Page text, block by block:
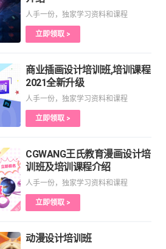
人手一份，独家学习资料和课程
立即领取 >
商业插画设计培训班,培训课程
2021全新升级
人手一份，独家学习资料和课程
立即领取 >
CGWANG王氏教育漫画设计培
训班及培训课程介绍
人手一份，独家学习资料和课程
立即领取 >
动漫设计培训班